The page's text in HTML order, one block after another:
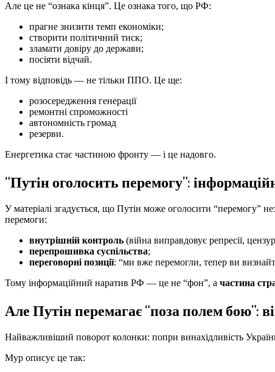
Але це не “ознака кінця”. Це ознака того, що РФ:
прагне знизити темп економіки;
створити політичний тиск;
зламати довіру до держави;
посіяти відчай.
І тому відповідь — не тільки ППО. Це ще:
розосередження генерації
ремонтні спроможності
автономність громад
резерви.
Енергетика стає частиною фронту — і це надовго.
“Путін оголосить перемогу”:
У матеріалі згадується, що Путін може оголосити “перемогу”
перемоги:
внутрішній контроль (війна виправдовує репресії,
перепрошивка суспільства;
переговорні позиції: “ми вже перемогли, тепер ви
Тому інформаційний наратив РФ — це не “фон”, а частина
Але Путін перемагає “поза полем бою”:
Найважливіший поворот колонки: попри винахідливість
Мур описує це так: